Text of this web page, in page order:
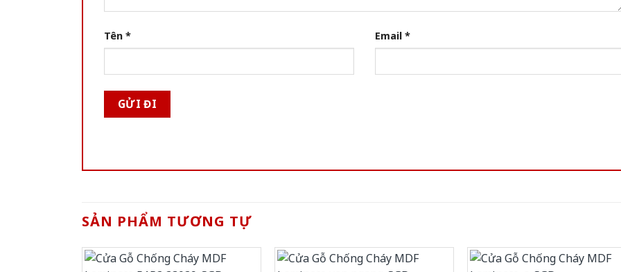
Tên * Email *
SẢN PHẨM TƯƠNG TỰ